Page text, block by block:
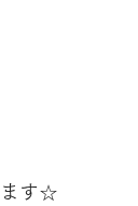
ます☆